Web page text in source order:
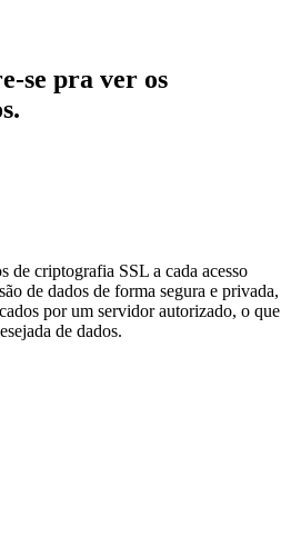
se pra ver os
de criptografia SSL a cada acesso
de dados de forma segura e privada,
por um servidor autorizado, o que
de dados.